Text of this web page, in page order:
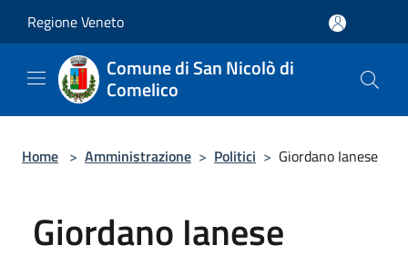
Regione Veneto
Comune di San Nicolò di
Comelico
Home > Amministrazione > Politici > Giordano Ianese
Giordano Ianese